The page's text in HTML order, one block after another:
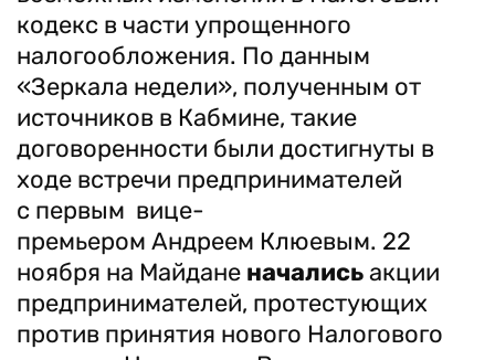
кодекс в части упрощенного
налогообложения. По данным
«Зеркала недели», полученным от
источников в Кабмине, такие
договоренности были достигнуты в
ходе встречи предпринимателей
с первым вице-
премьером Андреем Клюевым. 22
ноября на Майдане началисьакции
предпринимателей, протестующих
против принятия нового Налогового